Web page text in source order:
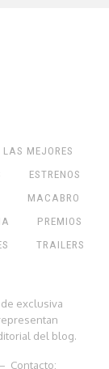
LAS MEJORES
ESTRENOS
MACABRO
PREMIOS
TRAILERS
exclusiva
del blog.
Contacto: